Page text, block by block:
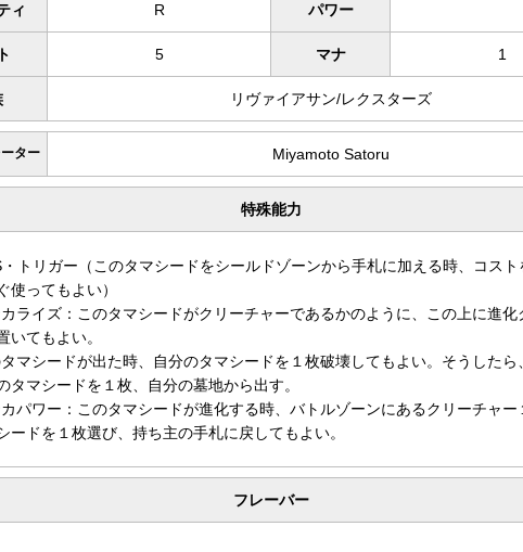
ィ R パワー
5 マナ 1
リヴァイアサン/レクスターズ
ター Miyamoto Satoru
特殊能力
トリガー（このタマシードをシールドゾーンから手札に加える時、コスト
使ってもよい）
ライズ：このタマシードがクリーチャーであるかのように、この上に進化
いてもよい。
マシードが出た時、自分のタマシードを１枚破壊してもよい。そうしたら
タマシードを１枚、自分の墓地から出す。
パワー：このタマシードが進化する時、バトルゾーンにあるクリーチャー
ードを１枚選び、持ち主の手札に戻してもよい。
フレーバー